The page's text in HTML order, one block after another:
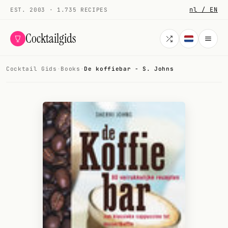
EST. 2003 · 1.735 RECIPES nl / EN
Cocktailgids
COCKTAILS
All cocktails
Smoothies
Alcohol-free
Cocktail Gids · Books · De koffiebar - S. Johns